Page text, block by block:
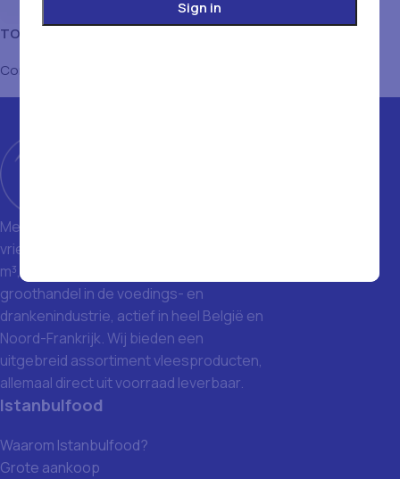
TONJIN THUNFISCH VIOLET
Conserven & Bewerkt
Met een magazijn van 1400 m² en
vriezers met een totale inhoud van 1500
m³, zijn we een toonaangevende
groothandel in de voedings- en
drankenindustrie, actief in heel België en
Noord-Frankrijk. Wij bieden een
uitgebreid assortiment vleesproducten,
allemaal direct uit voorraad leverbaar.
Istanbulfood
Waarom Istanbulfood?
Grote aankoop
Sign in